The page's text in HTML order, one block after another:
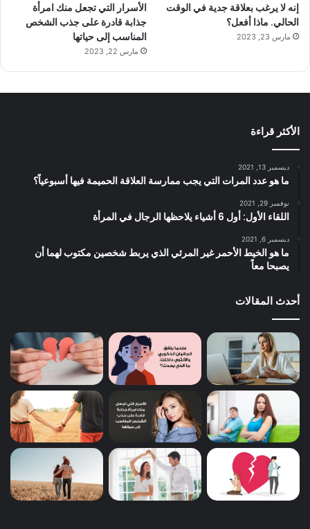
إنه لا يرغب بعلاقة جدية في الوقت
الحالي. ماذا أفعل؟
مارس 23, 2023
الأسرار التي تجعل منك امرأة
جذابة قادرة على جذب الشخص
المناسب إلى حياتها
مارس 22, 2023
الأكثر قراءة
ديسمبر 13, 2021
ما هو عدد المرات التي يجب ممارسة العلاقة الحميمة فيها أسبوعياً؟
نوفمبر 29, 2021
اللقاء الأول: أول 6 أشياء يلاحظها الرجال في المرأة
ديسمبر 6, 2021
ما هو الخيط الأحمر غير المرئي الذي يربط شخصين مكتوب لهما أن
يصبحا معاً
أحدث المقالات